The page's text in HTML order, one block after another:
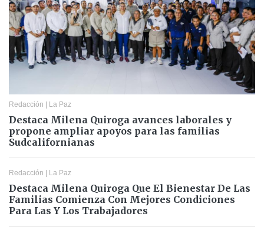
Redacción La Paz
Destaca Milena Quiroga avances laborales y
propone ampliar apoyos para las familias
Sudcalifornianas
Redacción La Paz
Destaca Milena Quiroga Que El Bienestar De Las
Familias Comienza Con Mejores Condiciones
Para Las Y Los Trabajadores